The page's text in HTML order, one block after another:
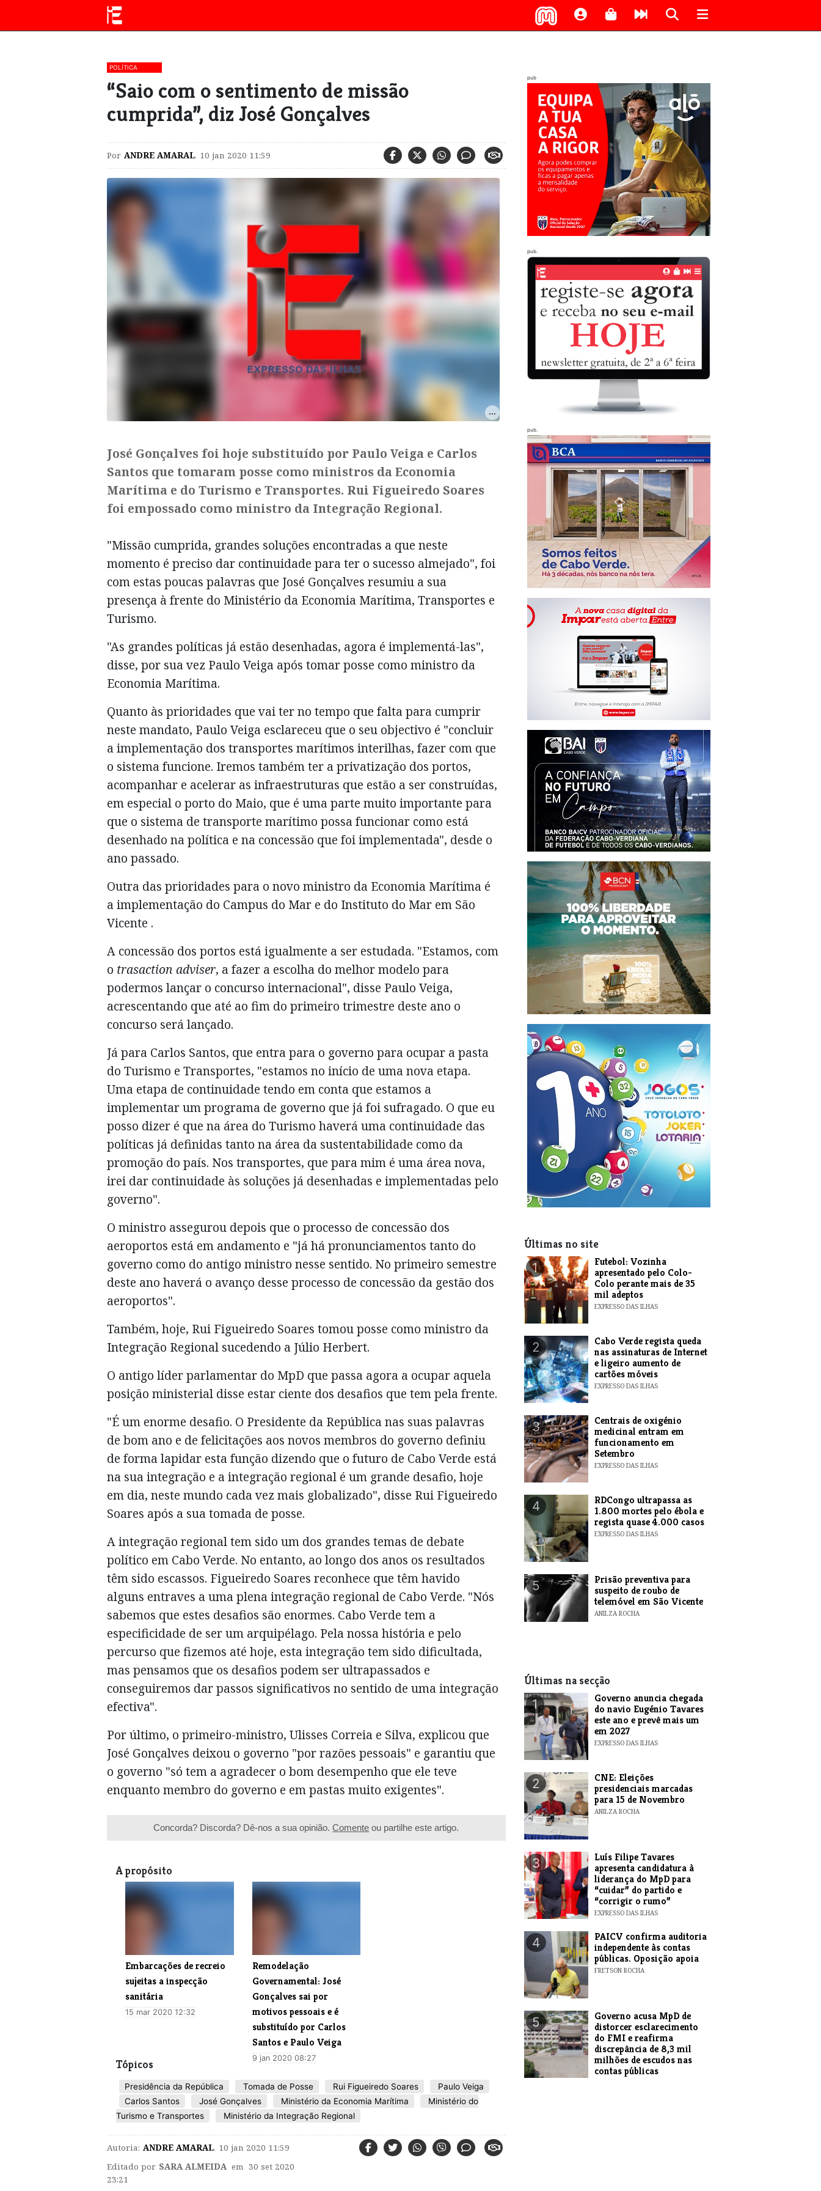
POLÍTICA
“Saio com o sentimento de missão
cumprida”, diz José Gonçalves
Por ANDRE AMARAL, 10 jan 2020 11:59
José Gonçalves foi hoje substituído por Paulo Veiga e Carlos
Santos que tomaram posse como ministros da Economia
Marítima e do Turismo e Transportes. Rui Figueiredo Soares
foi empossado como ministro da Integração Regional.
"Missão cumprida, grandes soluções encontradas a que neste
momento é preciso dar continuidade para ter o sucesso almejado", foi
com estas poucas palavras que José Gonçalves resumiu a sua
presença à frente do Ministério da Economia Marítima, Transportes e
Turismo.
"As grandes políticas já estão desenhadas, agora é implementá-las",
disse, por sua vez Paulo Veiga após tomar posse como ministro da
Economia Marítima.
Quanto às prioridades que vai ter no tempo que falta para cumprir
neste mandato, Paulo Veiga esclareceu que o seu objectivo é "concluir
a implementação dos transportes marítimos interilhas, fazer com que
o sistema funcione. Iremos também ter a privatização dos portos,
acompanhar e acelerar as infraestruturas que estão a ser construídas,
em especial o porto do Maio, que é uma parte muito importante para
que o sistema de transporte marítimo possa funcionar como está
desenhado na política e na concessão que foi implementada", desde o
ano passado.
Outra das prioridades para o novo ministro da Economia Marítima é
a implementação do Campus do Mar e do Instituto do Mar em São
Vicente .
A concessão dos portos está igualmente a ser estudada. "Estamos, com
o trasaction adviser, a fazer a escolha do melhor modelo para
podermos lançar o concurso internacional", disse Paulo Veiga,
acrescentando que até ao fim do primeiro trimestre deste ano o
concurso será lançado.
Já para Carlos Santos, que entra para o governo para ocupar a pasta
do Turismo e Transportes, "estamos no início de uma nova etapa.
Uma etapa de continuidade tendo em conta que estamos a
implementar um programa de governo que já foi sufragado. O que eu
posso dizer é que na área do Turismo haverá uma continuidade das
políticas já definidas tanto na área da sustentabilidade como da
promoção do país. Nos transportes, que para mim é uma área nova,
irei dar continuidade às soluções já desenhadas e implementadas pelo
governo".
O ministro assegurou depois que o processo de concessão dos
aeroportos está em andamento e "já há pronunciamentos tanto do
governo como do antigo ministro nesse sentido. No primeiro semestre
deste ano haverá o avanço desse processo de concessão da gestão dos
aeroportos".
Também, hoje, Rui Figueiredo Soares tomou posse como ministro da
Integração Regional sucedendo a Júlio Herbert.
O antigo líder parlamentar do MpD que passa agora a ocupar aquela
posição ministerial disse estar ciente dos desafios que tem pela frente.
"É um enorme desafio. O Presidente da República nas suas palavras
de bom ano e de felicitações aos novos membros do governo definiu
de forma lapidar esta função dizendo que o futuro de Cabo Verde está
na sua integração e a integração regional é um grande desafio, hoje
em dia, neste mundo cada vez mais globalizado", disse Rui Figueiredo
Soares após a sua tomada de posse.
A integração regional tem sido um dos grandes temas de debate
político em Cabo Verde. No entanto, ao longo dos anos os resultados
têm sido escassos. Figueiredo Soares reconhece que têm havido
alguns entraves a uma plena integração regional de Cabo Verde. "Nós
sabemos que estes desafios são enormes. Cabo Verde tem a
especificidade de ser um arquipélago. Pela nossa história e pelo
percurso que fizemos até hoje, esta integração tem sido dificultada,
mas pensamos que os desafios podem ser ultrapassados e
conseguiremos dar passos significativos no sentido de uma integração
efectiva".
Por último, o primeiro-ministro, Ulisses Correia e Silva, explicou que
José Gonçalves deixou o governo "por razões pessoais" e garantiu que
o governo "só tem a agradecer o bom desempenho que ele teve
enquanto membro do governo e em pastas muito exigentes".
Concorda? Discorda? Dê-nos a sua opinião.Comente ou partilhe este artigo.
A propósito
Embarcações de recreio
sujeitas a inspecção
sanitária
15 mar 2020 12:32
Remodelação
Governamental: José
Gonçalves sai por
motivos pessoais e é
substituído por Carlos
Santos e Paulo Veiga
9 jan 2020 08:27
Tópicos
Presidência da República Tomada de Posse Rui Figueiredo Soares
Paulo Veiga
Carlos Santos
José Gonçalves Ministério da Economia Marítima
Ministério do
Turismo e Transportes
Ministério da Integração Regional
Autoria: ANDRE AMARAL, 10 jan 2020 11:59
Editado por SARA ALMEIDA em 30 set 2020
23:21
pub
pub.
pub.
Últimas no site
1
Futebol: Vozinha
apresentado pelo Colo-
Colo perante mais de 35
mil adeptos
EXPRESSO DAS ILHAS
2
Cabo Verde regista queda
nas assinaturas de Internet
e ligeiro aumento de
cartões móveis
EXPRESSO DAS ILHAS
3
Centrais de oxigénio
medicinal entram em
funcionamento em
Setembro
EXPRESSO DAS ILHAS
4
RDCongo ultrapassa as
1.800 mortes pelo ébola e
regista quase 4.000 casos
EXPRESSO DAS ILHAS
5
Prisão preventiva para
suspeito de roubo de
telemóvel em São Vicente
ANILZA ROCHA
Últimas na secção
1
Governo anuncia chegada
do navio Eugénio Tavares
este ano e prevê mais um
em 2027
EXPRESSO DAS ILHAS
2
CNE: Eleições
presidenciais marcadas
para 15 de Novembro
ANILZA ROCHA
3
Luís Filipe Tavares
apresenta candidatura à
liderança do MpD para
“cuidar” do partido e
“corrigir o rumo”
EXPRESSO DAS ILHAS
4
​PAICV confirma auditoria
independente às contas
públicas. Oposição apoia
FRETSON ROCHA
5
Governo acusa MpD de
distorcer esclarecimento
do FMI e reafirma
discrepância de 8,3 mil
milhões de escudos nas
contas públicas